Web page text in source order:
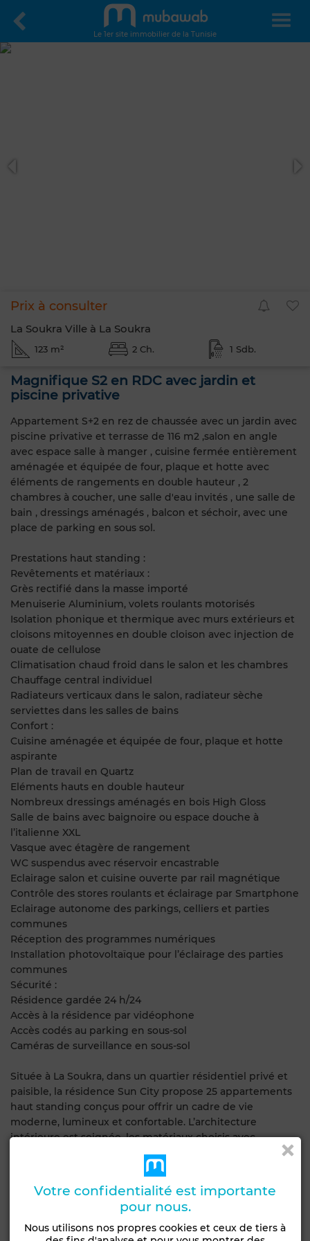
Le 1er site immobilier de la Tunisie
Prix à consulter
La Soukra Ville à La Soukra
123 m² 2 Ch. 1 Sdb.
Magnifique S2 en RDC avec jardin et
piscine privative
Appartement S+2 en rez de chaussée avec un jardin avec
piscine privative et terrasse de 116 m2 ,salon en angle
avec espace salle à manger , cuisine fermée entièrement
aménagée et équipée de four, plaque et hotte avec
éléments de rangements en double hauteur , 2
chambres à coucher, une salle d'eau invités , une salle de
bain , dressings aménagés , balcon et séchoir, avec une
place de parking en sous sol.
Prestations haut standing :
Revêtements et matériaux :
Grès rectifié dans la masse importé
Menuiserie Aluminium, volets roulants motorisés
Isolation phonique et thermique avec murs extérieurs et
cloisons mitoyennes en double cloison avec injection de
ouate de cellulose
Climatisation chaud froid dans le salon et les chambres
Chauffage central individuel
Radiateurs verticaux dans le salon, radiateur sèche
serviettes dans les salles de bains
Confort :
Cuisine aménagée et équipée de four, plaque et hotte
aspirante
Plan de travail en Quartz
Eléments hauts en double hauteur
Nombreux dressings aménagés en bois High Gloss
Salle de bains avec baignoire ou espace douche à
l’italienne XXL
Vasque avec étagère de rangement
WC suspendus avec réservoir encastrable
Eclairage salon et cuisine ouverte par rail magnétique
Contrôle des stores roulants et éclairage par Smartphone
Eclairage autonome des parkings, celliers et parties
communes
Réception des programmes numériques
Installation photovoltaïque pour l’éclairage des parties
communes
Sécurité :
Résidence gardée 24 h/24
Accès à la résidence par vidéophone
Accès codés au parking en sous-sol
Caméras de surveillance en sous-sol
Située à La Soukra, dans un quartier résidentiel privé et
paisible, la résidence Sun City propose 25 appartements
haut standing conçus pour offrir un cadre de vie
moderne, lumineux et confortable. L’architecture
intérieure est soignée, les matériaux choisis avec
exigence, et chaque espace pensé pour un usage
Caractéristiques générales
Etat
Votre confidentialité est importante
pour nous.
Nous utilisons nos propres cookies et ceux de tiers à